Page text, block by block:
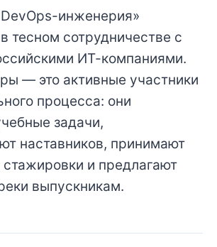
инженерия»
тесном сотрудничестве с
ИТ-компаниями.
— это активные участники
процесса: они
задачи,
наставников, принимают
стажировки и предлагают
выпускникам.